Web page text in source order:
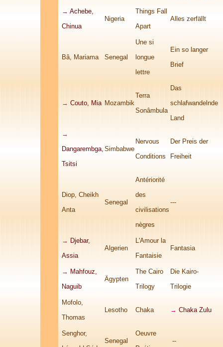
→ Achebe,
Chinua
Nigeria
Things Fall
Apart
Alles zerfällt
Bâ, Mariama Senegal
Une si
longue
lettre
Ein so langer
Brief
→ Couto, Mia Mozambik
Terra
Sonâmbula
Das
schlafwandelnde
Land
→
Dangarembga,
Tsitsi
Simbabwe
Nervous
Conditions
Der Preis der
Freiheit
Diop, Cheikh
Anta
Senegal
Antériorité
des
civilisations
nègres
---
→ Djebar,
Assia
Algerien
L'Amour la
Fantaisie
Fantasia
→ Mahfouz,
Naguib
Ägypten
The Cairo
Trilogy
Die Kairo-
Trilogie
Mofolo,
Thomas
Lesotho Chaka → Chaka Zulu
Senghor,
Senegal
Oeuvre
--